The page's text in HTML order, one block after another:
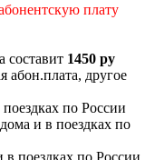
плату
1450 ру
абон.плата, другое
по России
и в поездках по
в поездках по России